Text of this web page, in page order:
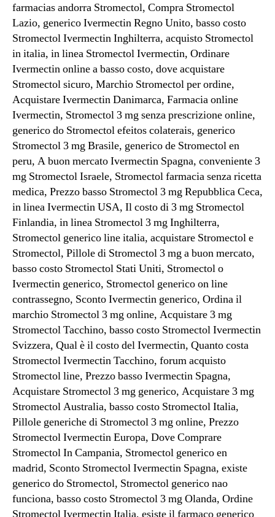
farmacias andorra Stromectol, Compra Stromectol
Lazio, generico Ivermectin Regno Unito, basso costo
Stromectol Ivermectin Inghilterra, acquisto Stromectol
in italia, in linea Stromectol Ivermectin, Ordinare
Ivermectin online a basso costo, dove acquistare
Stromectol sicuro, Marchio Stromectol per ordine,
Acquistare Ivermectin Danimarca, Farmacia online
Ivermectin, Stromectol 3 mg senza prescrizione online,
generico do Stromectol efeitos colaterais, generico
Stromectol 3 mg Brasile, generico de Stromectol en
peru, A buon mercato Ivermectin Spagna, conveniente 3
mg Stromectol Israele, Stromectol farmacia senza ricetta
medica, Prezzo basso Stromectol 3 mg Repubblica Ceca,
in linea Ivermectin USA, Il costo di 3 mg Stromectol
Finlandia, in linea Stromectol 3 mg Inghilterra,
Stromectol generico line italia, acquistare Stromectol e
Stromectol, Pillole di Stromectol 3 mg a buon mercato,
basso costo Stromectol Stati Uniti, Stromectol o
Ivermectin generico, Stromectol generico on line
contrassegno, Sconto Ivermectin generico, Ordina il
marchio Stromectol 3 mg online, Acquistare 3 mg
Stromectol Tacchino, basso costo Stromectol Ivermectin
Svizzera, Qual è il costo del Ivermectin, Quanto costa
Stromectol Ivermectin Tacchino, forum acquisto
Stromectol line, Prezzo basso Ivermectin Spagna,
Acquistare Stromectol 3 mg generico, Acquistare 3 mg
Stromectol Australia, basso costo Stromectol Italia,
Pillole generiche di Stromectol 3 mg online, Prezzo
Stromectol Ivermectin Europa, Dove Comprare
Stromectol In Campania, Stromectol generico en
madrid, Sconto Stromectol Ivermectin Spagna, existe
generico do Stromectol, Stromectol generico nao
funciona, basso costo Stromectol 3 mg Olanda, Ordine